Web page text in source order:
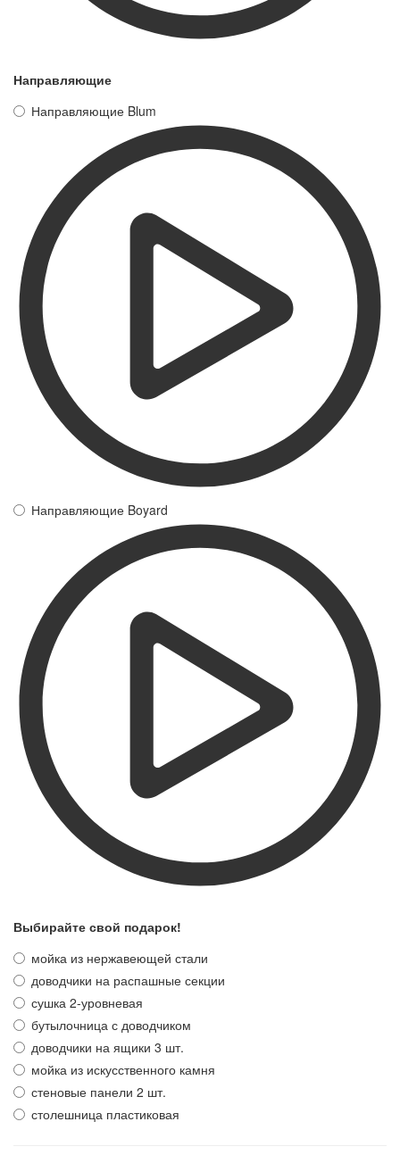
Направляющие
Направляющие Blum
Направляющие Boyard
Выбирайте свой подарок!
мойка из нержавеющей стали
доводчики на распашные секции
сушка 2-уровневая
бутылочница с доводчиком
доводчики на ящики 3 шт.
мойка из искусственного камня
стеновые панели 2 шт.
столешница пластиковая